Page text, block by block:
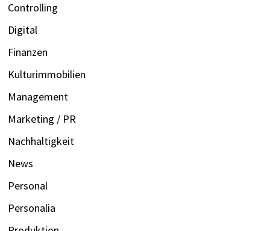
Controlling
Digital
Finanzen
Kulturimmobilien
Management
Marketing / PR
Nachhaltigkeit
News
Personal
Personalia